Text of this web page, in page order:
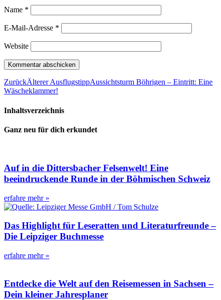
Name *
E-Mail-Adresse *
Website
ZurückÄlterer AusflugstippAussichtsturm Böhrigen – Eintritt: Eine
Wäscheklammer!
Inhaltsverzeichnis
Ganz neu für dich erkundet
Auf in die Dittersbacher Felsenwelt! Eine
beeindruckende Runde in der Böhmischen Schweiz
erfahre mehr »
Das Highlight für Leseratten und Literaturfreunde –
Die Leipziger Buchmesse
erfahre mehr »
Entdecke die Welt auf den Reisemessen in Sachsen –
Dein kleiner Jahresplaner